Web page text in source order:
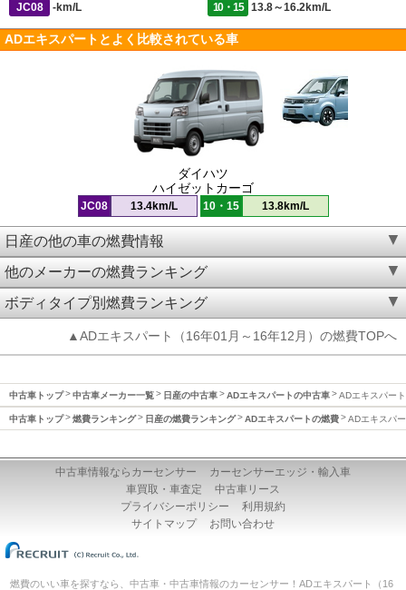
JC08
-km/L 10・15 13.8～16.2km/L
ADエキスパートとよく比較されている車
ダイハツ
ハイゼットカーゴ
JC08 13.4km/L 10・15 13.8km/L
日産の他の車の燃費情報
他のメーカーの燃費ランキング
ボディタイプ別燃費ランキング
▲ADエキスパート（16年01月～16年12月）の燃費TOPへ
中古車トップ 中古車メーカー一覧 日産の中古車 ADエキスパートの中古車 ADエキスパー
中古車トップ 燃費ランキング 日産の燃費ランキング ADエキスパートの燃費 ADエキスパ
中古車情報ならカーセンサー
カーセンサーエッジ・輸入車
車買取・車査定
中古車リース
プライバシーポリシー
利用規約
サイトマップ
お問い合わせ
燃費のいい車を探すなら、中古車・中古車情報のカーセンサー！ADエキスパート（16